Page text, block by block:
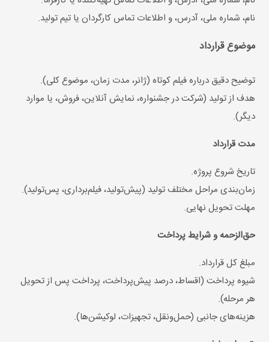
نام، شماره ملی، آدرس، و اطلاعات تماس کارگردان یا تیم تولید.
موضوع قرارداد
توضیح دقیق درباره فیلم کوتاه (ژانر، مدت زمان، موضوع کلی).
هدف از تولید (شرکت در جشنواره، نمایش آنلاین، فروش، یا موارد
دیگر).
مدت قرارداد
تاریخ شروع پروژه.
زمان‌بندی مراحل مختلف تولید (پیش‌تولید، فیلم‌برداری، پس‌تولید).
مهلت تحویل نهایی.
حق‌الزحمه و شرایط پرداخت
مبلغ کل قرارداد.
شیوه پرداخت (اقساط، درصد پیش‌پرداخت، پرداخت پس از تحویل
هر مرحله).
هزینه‌های جانبی (حمل‌ونقل، تجهیزات، لوکیشن‌ها).